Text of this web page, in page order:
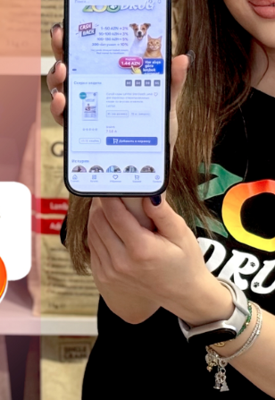
Nunbell
Qiymət
Almaq
1 ədəd
3.90